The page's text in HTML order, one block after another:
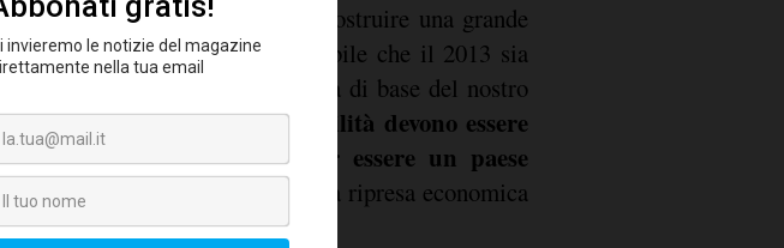
negli anni ‘60 e ‘70 ci ha fatto costruire una grande
rete autostradale. Quindi è possibile che il 2013 sia
un anno positivo per una struttura di base del nostro
paese:rete, banda larga e mobilità devono essere
le nostre parole d\'ordine per essere un paese
moderno
, e mettere le basi di una ripresa economica
seria.